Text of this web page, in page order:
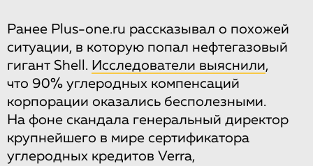
Ранее Plus-one.ru рассказывал о похожей
ситуации, в которую попал нефтегазовый
гигант Shell. Исследователи выяснили,
что 90% углеродных компенсаций
корпорации оказались бесполезными.
На фоне скандала генеральный директор
крупнейшего в мире сертификатора
углеродных кредитов Verra,